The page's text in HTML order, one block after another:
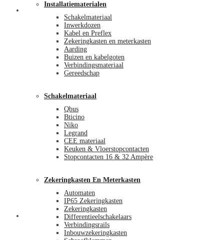
Installatiematerialen
Schakelmateriaal
Inwerkdozen
Kabel en Preflex
Zekeringkasten en meterkasten
Aarding
Buizen en kabelgoten
Verbindingsmateriaal
Gereedschap
Schakelmateriaal
Qbus
Bticino
Niko
Legrand
CEE materiaal
Keuken & Vloerstopcontacten
Stopcontacten 16 & 32 Ampère
Zekeringkasten En Meterkasten
Automaten
IP65 Zekeringkasten
Zekeringkasten
Differentieelschakelaars
Verbindingsrails
Inbouwzekeringkasten